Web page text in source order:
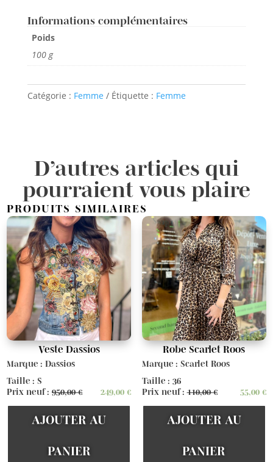
Informations complémentaires
Poids
100 g
Catégorie : Femme Étiquette : Femme
D’autres articles qui
pourraient vous plaire
PRODUITS SIMILAIRES
Veste Dassios
Marque : Dassios
Taille : S
Prix neuf :950,00€ 249,00€
AJOUTER AU
PANIER
Robe Scarlet Roos
Marque : Scarlet Roos
Taille : 36
Prix neuf :110,00€ 55,00 €
AJOUTER AU
PANIER